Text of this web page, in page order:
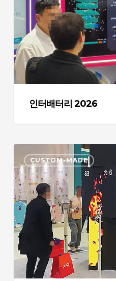
2026
인터배터리 2026
CUSTOM-MADE
방
시
대
엑
스
포
2025